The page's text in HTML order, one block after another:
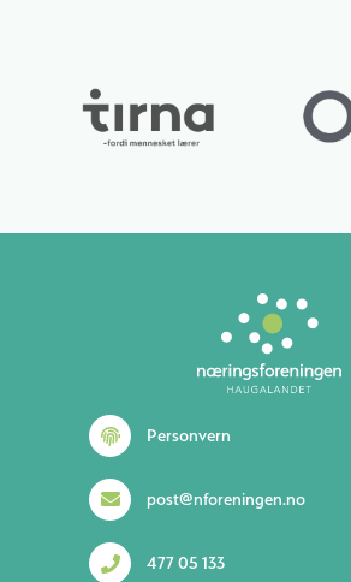
Personvern
post@nforeningen.no
477 05 133